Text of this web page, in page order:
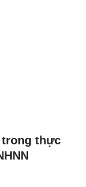
trong thực